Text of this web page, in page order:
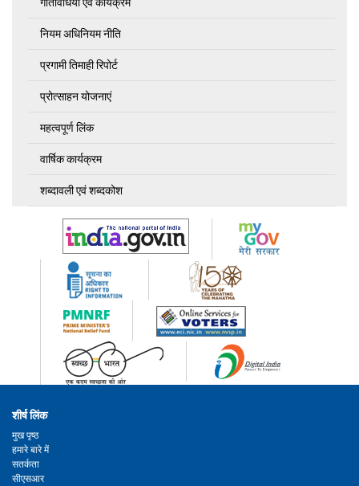
नियम अधिनियम नीति
प्रगामी तिमाही रिपोर्ट
प्रोत्साहन योजनाएं
महत्वपूर्ण लिंक
वार्षिक कार्यक्रम
शब्दावली एवं शब्दकोश
शीर्ष लिंक
मुख पृष्ठ
हमारे बारे में
सतर्कता
सीएसआर